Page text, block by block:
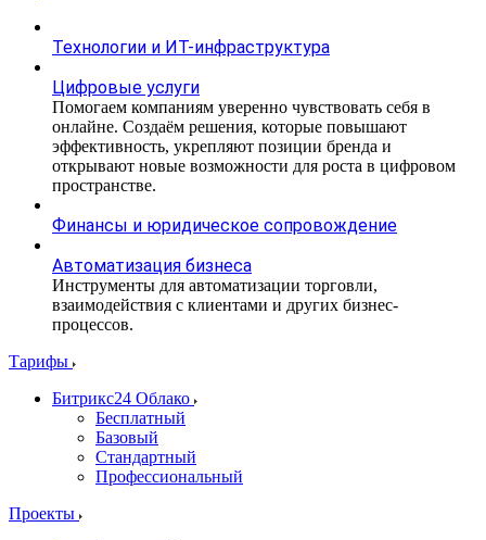
Технологии и ИТ-инфраструктура
Цифровые услуги
Помогаем компаниям уверенно чувствовать себя в
онлайне. Создаём решения, которые повышают
эффективность, укрепляют позиции бренда и
открывают новые возможности для роста в цифровом
пространстве.
Финансы и юридическое сопровождение
Автоматизация бизнеса
Инструменты для автоматизации торговли,
взаимодействия с клиентами и других бизнес-
процессов.
Тарифы
Битрикс24 Облако
Бесплатный
Базовый
Стандартный
Профессиональный
Проекты